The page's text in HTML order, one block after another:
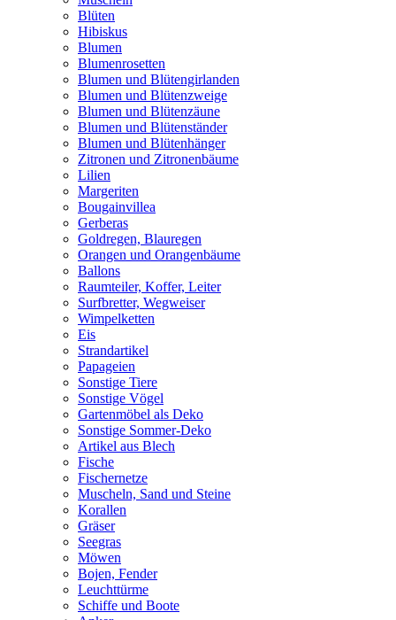
Blüten
Hibiskus
Blumen
Blumenrosetten
Blumen und Blütengirlanden
Blumen und Blütenzweige
Blumen und Blütenzäune
Blumen und Blütenständer
Blumen und Blütenhänger
Zitronen und Zitronenbäume
Lilien
Margeriten
Bougainvillea
Gerberas
Goldregen, Blauregen
Orangen und Orangenbäume
Ballons
Raumteiler, Koffer, Leiter
Surfbretter, Wegweiser
Wimpelketten
Eis
Strandartikel
Papageien
Sonstige Tiere
Sonstige Vögel
Gartenmöbel als Deko
Sonstige Sommer-Deko
Artikel aus Blech
Fische
Fischernetze
Muscheln, Sand und Steine
Korallen
Gräser
Seegras
Möwen
Bojen, Fender
Leuchttürme
Schiffe und Boote